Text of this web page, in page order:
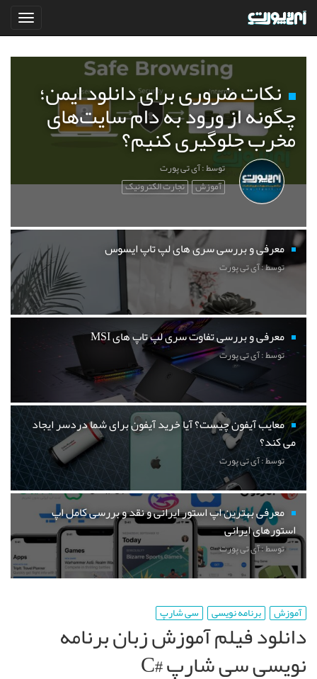
نکات ضروری برای دانلود ایمن؛
چگونه از ورود به دام سایت‌های
مخرب جلوگیری کنیم؟
توسط : آی تی پورت
آموزش تجارت الکترونیک
معرفی و بررسی سری های لپ تاپ ایسوس
توسط : آی تی پورت
معرفی و بررسی تفاوت سری لپ تاپ های MSI
توسط : آی تی پورت
معایب آیفون چیست؟ آیا خرید آیفون برای شما دردسر ایجاد
می کند؟
توسط : آی تی پورت
معرفی بهترین اپ استور ایرانی و نقد و بررسی کامل اپ
استورهای ایرانی
توسط : آی تی پورت
آموزش برنامه نویسی سی شارپ
دانلود فیلم آموزش زبان برنامه
نویسی سی شارپ #C